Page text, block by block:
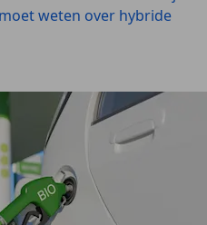
weten over hybride